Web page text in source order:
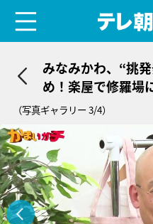
みなみかわ、“挑
め！楽屋で修羅場
て…」
（写真ギャラリー 3/4）